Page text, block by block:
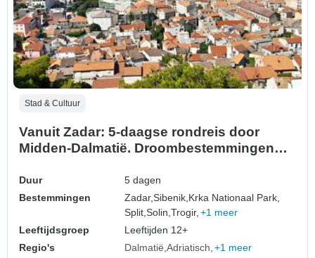
Stad & Cultuur
Vanuit Zadar: 5-daagse rondreis door
Midden-Dalmatië. Droombestemmingen
Split, Trogir en meer! UNESCO plaatsen.
Oude ommuurde steden. Volop
geschiedenis, Venetiaanse architectuur en
schilderachtige uitzichten…
Duur
5 dagen
Bestemmingen
Zadar,Sibenik, Krka Nationaal Park,
Split,Solin,Trogir, +1 meer
Leeftijdsgroep
Leeftijden 12+
Regio's
Dalmatië Adriatisch +1 meer